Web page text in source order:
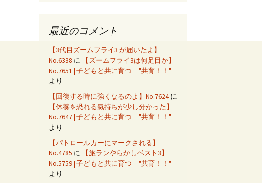
最近のコメント
【3代目ズームフライ3 が届いたよ】
No.6338 に
【ズームフライ3は何足目か】
No.7651 | 子どもと共に育つ "共育！！"
より
【回復する時に強くなるのよ】No.7624に
【休養を恐れる氣持ちが少し分かった】
No.7647 | 子どもと共に育つ "共育！！"
より
【パトロールカーにマークされる】
No.4785 に
【旅ランやらかしベスト3】
No.5759 | 子どもと共に育つ "共育！！"
より